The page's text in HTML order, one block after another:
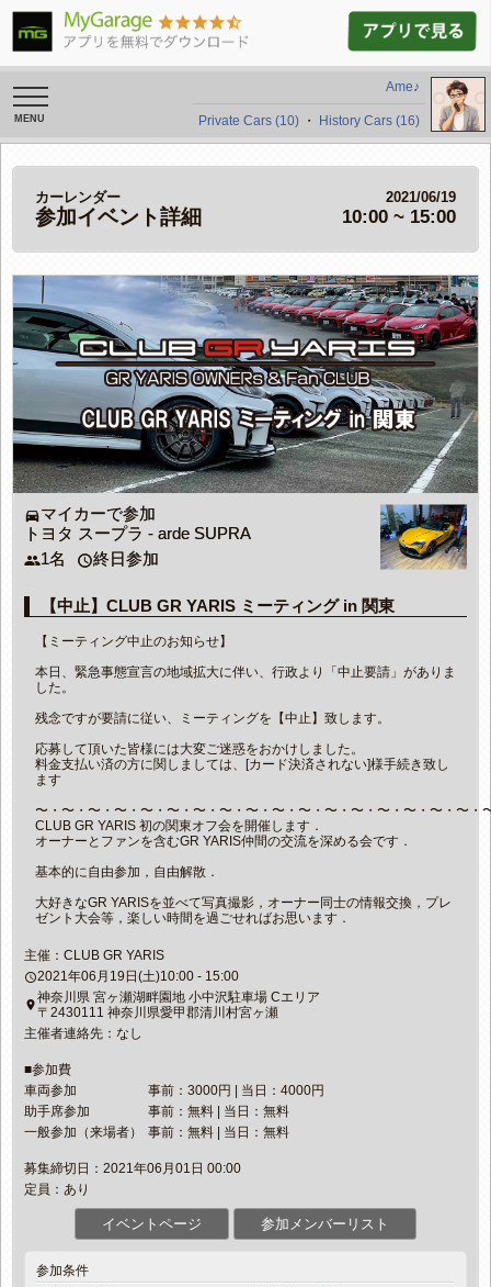
toggle
navigation
Ame♪
Private Cars (10) ・ History Cars (16)
カーレンダー 2021/06/19
参加イベント詳細 10:00 ~ 15:00
directions_carマイカーで参加
トヨタ スープラ - arde SUPRA
people1名 access_time終日参加
【中止】CLUB GR YARIS ミーティング in 関東
【ミーティング中止のお知らせ】
本日、緊急事態宣言の地域拡大に伴い、行政より「中止要請」がありま
した。
残念ですが要請に従い、ミーティングを【中止】致します。
応募して頂いた皆様には大変ご迷惑をおかけしました。
料金支払い済の方に関しましては、[カード決済されない]様手続き致し
ます
〜・〜・〜・〜・〜・〜・〜・〜・〜・〜・〜・〜・〜・〜・〜・〜・〜・
CLUB GR YARIS 初の関東オフ会を開催します．
オーナーとファンを含むGR YARIS仲間の交流を深める会です．
基本的に自由参加，自由解散．
大好きなGR YARISを並べて写真撮影，オーナー同士の情報交換，プレ
ゼント大会等，楽しい時間を過ごせればお思います．
主催：CLUB GR YARIS
access_time2021年06月19日(土)10:00 - 15:00
place神奈川県 宮ヶ瀬湖畔園地 小中沢駐車場 Cエリア
〒2430111 神奈川県愛甲郡清川村宮ヶ瀬
主催者連絡先：なし
■参加費
車両参加
事前：3000円 | 当日：4000円
助手席参加
事前：無料 | 当日：無料
一般参加（来場者）
事前：無料 | 当日：無料
募集締切日：2021年06月01日 00:00
定員：あり
イベントページ 参加メンバーリスト
参加条件